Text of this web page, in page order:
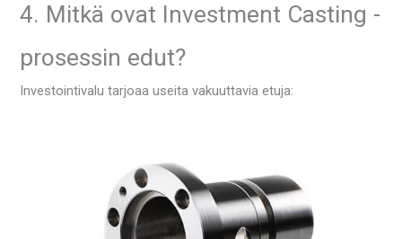
4. Mitkä ovat Investment Casting -
prosessin edut?
Investointivalu tarjoaa useita vakuuttavia etuja: